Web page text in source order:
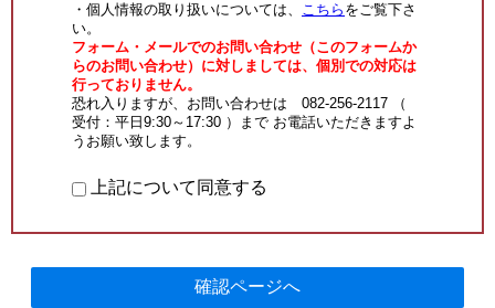
・個人情報の取り扱いについては、 こちら をご覧下さ
い。
フォーム・メールでのお問い合わせ（このフォームか
らのお問い合わせ）に対しましては、個別での対応は
行っておりません。
恐れ入りますが、お問い合わせは 082-256-2117 （
受付：平日9:30～17:30 ）まで お電話いただきますよ
うお願い致します。
上記について同意する
確認ページへ